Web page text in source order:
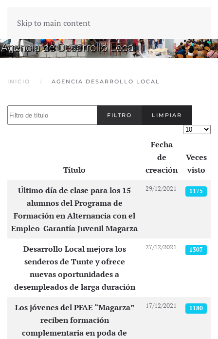
Skip to main content
INICIO AGENCIA DESARROLLO LOCAL
Filtro de título FILTRO LIMPIAR
Cantidad
Artículos
Título
Fecha
de
creación
Veces
visto
Último día de clase para los 15
alumnos del Programa de
Formación en Alternancia con el
Empleo-Garantía Juvenil Magarza
29/12/2021 1175
Desarrollo Local mejora los
senderos de Tunte y ofrece
nuevas oportunidades a
desempleados de larga duración
27/12/2021 1307
Los jóvenes del PFAE “Magarza”
reciben formación
complementaria en poda de
17/12/2021 1180